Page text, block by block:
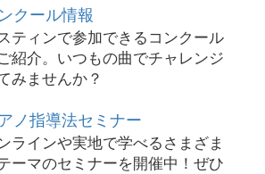
クール情報
ティンで参加できるコンクール
紹介。いつもの曲でチャレンジ
みませんか？
ノ指導法セミナー
ラインや実地で学べるさまざま
ーマのセミナーを開催中！ぜひ